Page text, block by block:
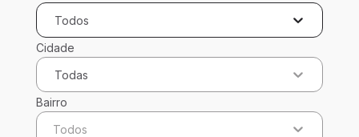
Todos
Cidade
Todas
Bairro
Todos